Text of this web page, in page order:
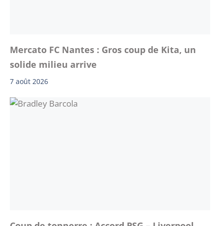
Mercato FC Nantes : Gros coup de Kita, un
solide milieu arrive
7 août 2026